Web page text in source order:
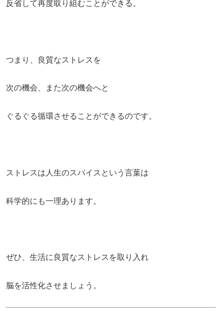
反省して再度取り組むことができる。
つまり、良質なストレスを
次の機会、また次の機会へと
ぐるぐる循環させることができるのです。
ストレスは人生のスパイスという言葉は
科学的にも一理あります。
ぜひ、生活に良質なストレスを取り入れ
脳を活性化させましょう。